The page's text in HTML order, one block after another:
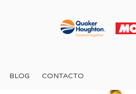
BLOG CONTACTO